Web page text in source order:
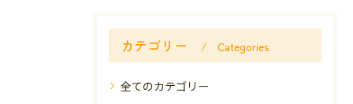
カテゴリー Categories
全てのカテゴリー